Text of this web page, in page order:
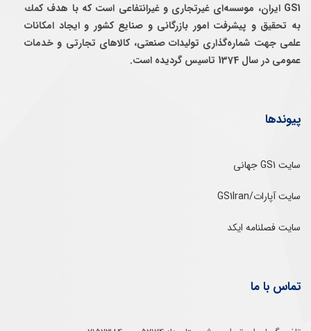
GS1 ایران، موسسه‌ای غيرتجاری و غيرانتفاعی است كه با هدف كمك
به تحقيق و پيشرفت امور بازرگانی و صنايع كشور و ايجاد امكانات
علمی جهت شماره‌گذاری توليدات صنعتی، كالاهای تجارتی و خدمات
عمومی در سال 1374 تاسيس گرديده است.
پیوندها
سایت GS1 جهانی
سایت آپارات/GS1Iran
سایت فصلنامه ایکد
تماس با ما